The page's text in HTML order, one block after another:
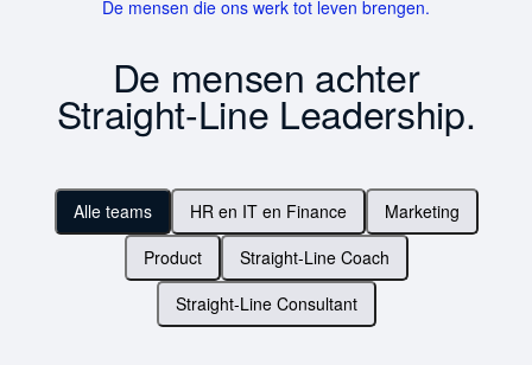
De mensen die ons werk tot leven brengen.
De mensen achter
Straight-Line Leadership.
Alle teams HR en IT en Finance
Marketing
Product
Straight-Line Coach
Straight-Line Consultant